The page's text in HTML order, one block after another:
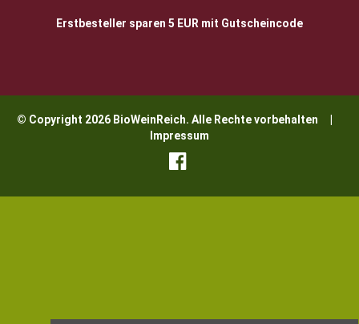
Erstbesteller sparen 5 EUR mit Gutscheincode
© Copyright 2026 BioWeinReich. Alle Rechte vorbehalten |
Impressum